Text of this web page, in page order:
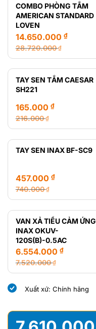
COMBO PHÒNG TẮM
AMERICAN STANDARD
LOVEN
28.720.000₫
Giá
gốc
là:
28.720.000 ₫.
14.650.000 ₫
Giá
hiện
tại
là:
TAY SEN TẮM CAESAR
SH221
216.000₫
Giá
gốc
là:
165.000 ₫
Giá
hiện
tại
TAY SEN INAX BF-SC9
740.000₫
Giá
gốc
là:
740.000 ₫.
457.000 ₫
Giá
hiện
tại
là:
457.000 ₫.
VAN XẢ TIỂU CẢM ỨNG
INAX OKUV-
120S(B)-0.5AC
7.520.000₫
Giá
gốc
là:
6.554.000 ₫
Giá
hiện
tại
6.554.000 ₫.
Xuất xứ: Chính hãng